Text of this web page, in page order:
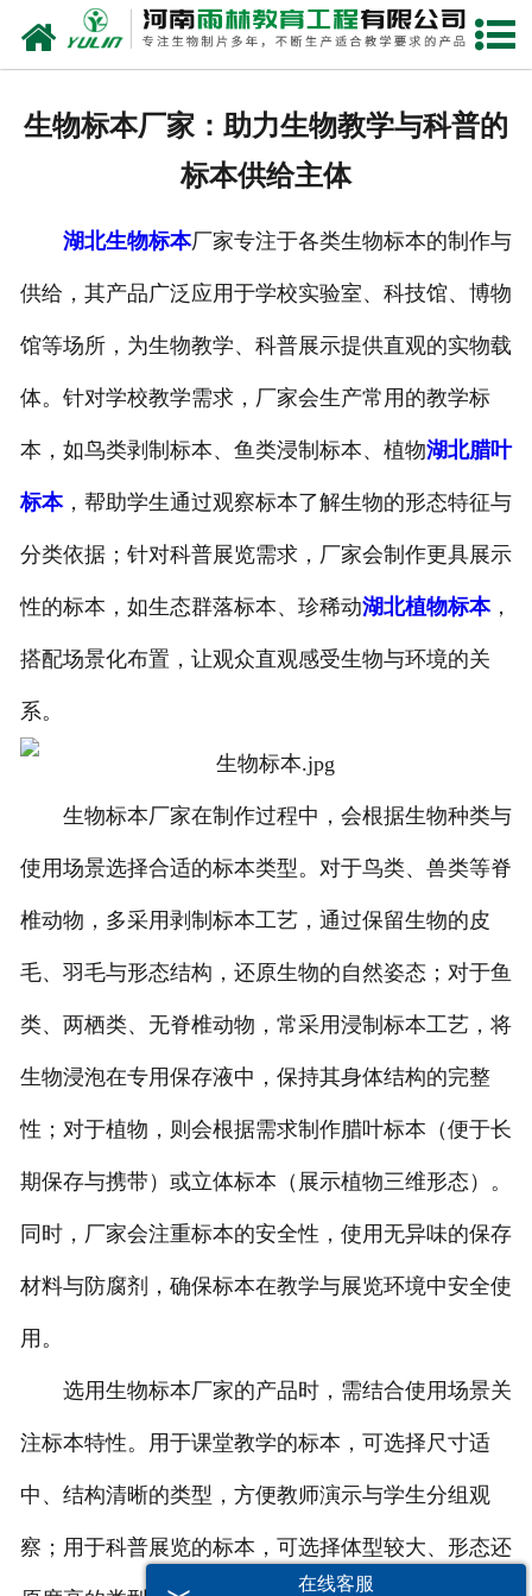
网站首页
联系我们
生物标本厂家：助力生物教学与科普的
标本供给主体
湖北生物标本厂家专注于各类生物标本的制作与
供给，其产品广泛应用于学校实验室、科技馆、博物
馆等场所，为生物教学、科普展示提供直观的实物载
体。针对学校教学需求，厂家会生产常用的教学标
本，如鸟类剥制标本、鱼类浸制标本、植物湖北腊叶
标本，帮助学生通过观察标本了解生物的形态特征与
分类依据；针对科普展览需求，厂家会制作更具展示
性的标本，如生态群落标本、珍稀动湖北植物标本，
搭配场景化布置，让观众直观感受生物与环境的关
系。
生物标本厂家在制作过程中，会根据生物种类与
使用场景选择合适的标本类型。对于鸟类、兽类等脊
椎动物，多采用剥制标本工艺，通过保留生物的皮
毛、羽毛与形态结构，还原生物的自然姿态；对于鱼
类、两栖类、无脊椎动物，常采用浸制标本工艺，将
生物浸泡在专用保存液中，保持其身体结构的完整
性；对于植物，则会根据需求制作腊叶标本（便于长
期保存与携带）或立体标本（展示植物三维形态）。
同时，厂家会注重标本的安全性，使用无异味的保存
材料与防腐剂，确保标本在教学与展览环境中安全使
用。
选用生物标本厂家的产品时，需结合使用场景关
注标本特性。用于课堂教学的标本，可选择尺寸适
中、结构清晰的类型，方便教师演示与学生分组观
察；用于科普展览的标本，可选择体型较大、形态还
在线客服